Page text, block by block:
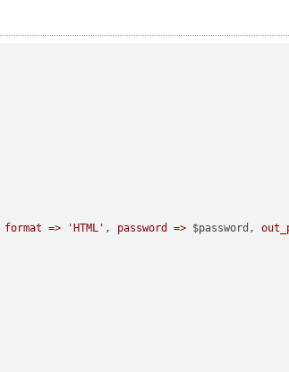
format => 'HTML' , password => $password,